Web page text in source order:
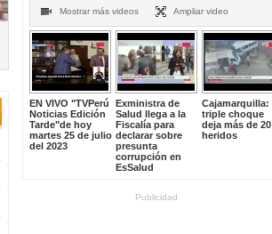
Mostrar más videos Ampliar video
EN VIVO "TVPerú
Noticias Edición
Tarde"de hoy
martes 25 de julio
del 2023
Exministra de
Salud llega a la
Fiscalía para
declarar sobre
presunta
corrupción en
EsSalud
Cajamarquilla:
triple choque
deja más de 20
heridos
Publicidad